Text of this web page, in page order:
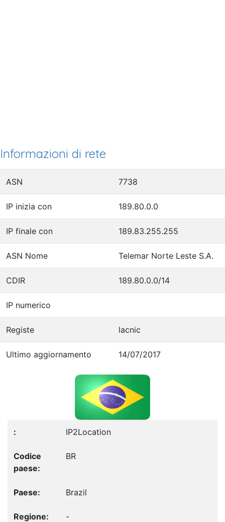
Informazioni di rete
ASN 7738
IP inizia con 189.80.0.0
IP finale con 189.83.255.255
ASN Nome Telemar Norte Leste S.A.
CDIR 189.80.0.0/14
IP numerico
Registe lacnic
Ultimo aggiornamento 14/07/2017
IP2Location
BR
Brazil
-